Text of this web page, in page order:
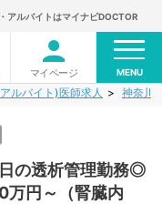
アルバイトはマイナビDOCTOR
マイページ MENU
ルバイト)医師求人 神奈川
の透析管理勤務◎
万円～（腎臓内